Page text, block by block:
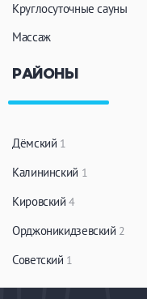
Круглосуточные сауны
Массаж
РАЙОНЫ
Дёмский 1
Калининский 1
Кировский4
Орджоникидзевский 2
Советский 1